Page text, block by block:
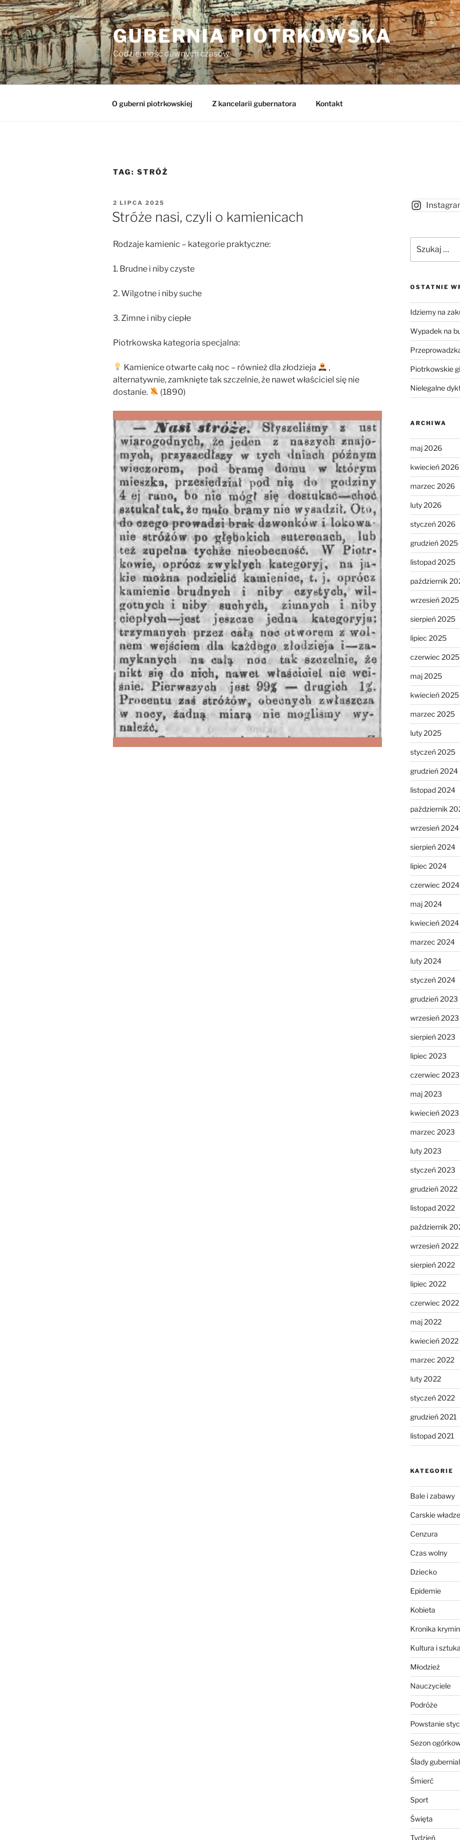
Przejdź
do
treści
GUBERNIA PIOTRKOWSKA
Codzienność dawnych czasów
O guberni piotrkowskiej Z kancelarii gubernatora Kontakt
TAG: STRÓŻ
OPUBLIKOWANE
W
2 LIPCA 2025
Stróże nasi, czyli o kamienicach
Rodzaje kamienic – kategorie praktyczne:
1. Brudne i niby czyste
2. Wilgotne i niby suche
3. Zimne i niby ciepłe
Piotrkowska kategoria specjalna:
Kamienice otwarte całą noc – również dla złodzieja
,
alternatywnie, zamknięte tak szczelnie, że nawet właściciel się nie
dostanie.
(1890)
OSTATNIE
Idziemy na
Wypadek na
Piotrkowskie
Nielegalne
ARCHIWA
maj 2026
kwiecień 2026
marzec 2026
luty 2026
styczeń 2026
grudzień 2025
listopad 2025
październik
wrzesień 2025
sierpień 2025
lipiec 2025
czerwiec 2025
maj 2025
kwiecień 2025
marzec 2025
luty 2025
styczeń 2025
grudzień 2024
listopad 2024
październik
wrzesień 2024
sierpień 2024
lipiec 2024
czerwiec 2024
maj 2024
kwiecień 2024
marzec 2024
luty 2024
styczeń 2024
grudzień 2023
wrzesień 2023
sierpień 2023
lipiec 2023
czerwiec 2023
maj 2023
kwiecień 2023
marzec 2023
luty 2023
styczeń 2023
grudzień 2022
listopad 2022
październik
wrzesień 2022
sierpień 2022
lipiec 2022
czerwiec 2022
maj 2022
kwiecień 2022
marzec 2022
luty 2022
styczeń 2022
grudzień 2021
listopad 2021
KATEGORIE
Bale i zabawy
Carskie władze
Cenzura
Czas wolny
Dziecko
Epidemie
Kobieta
Kronika
Kultura i
Młodzież
Nauczyciele
Podróże
Powstanie
Sezon
Ślady
Śmierć
Sport
Święta
Tydzień